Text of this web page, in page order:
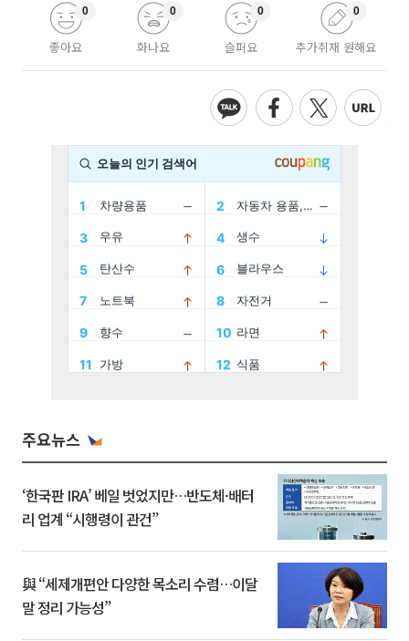
좋아요
0
화나요
0
슬퍼요
0
추가취재 원해요
0
주요뉴스
‘한국판 IRA’ 베일 벗었지만…반도체·배터
리 업계 “시행령이 관건”
與 “세제개편안 다양한 목소리 수렴…이달
말 정리 가능성”